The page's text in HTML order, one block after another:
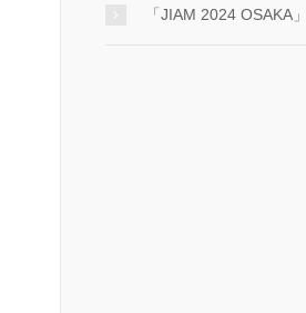
「JIAM 2024 OSAKA